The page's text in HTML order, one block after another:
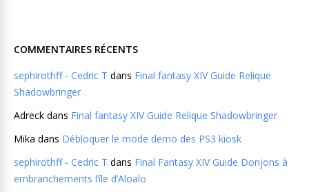
COMMENTAIRES RÉCENTS
sephirothff - Cedric T dans Final fantasy XIV Guide Relique
Shadowbringer
Adreck dans Final fantasy XIV Guide Relique Shadowbringer
Mika dans Débloquer le mode demo des PS3 kiosk
sephirothff - Cedric T dans Final Fantasy XIV Guide Donjons à
embranchements l’île d’Aloalo